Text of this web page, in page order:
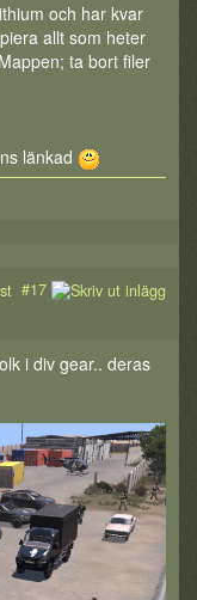
och har kvar
allt som heter
ta bort filer
länkad
#17
i div gear.. deras